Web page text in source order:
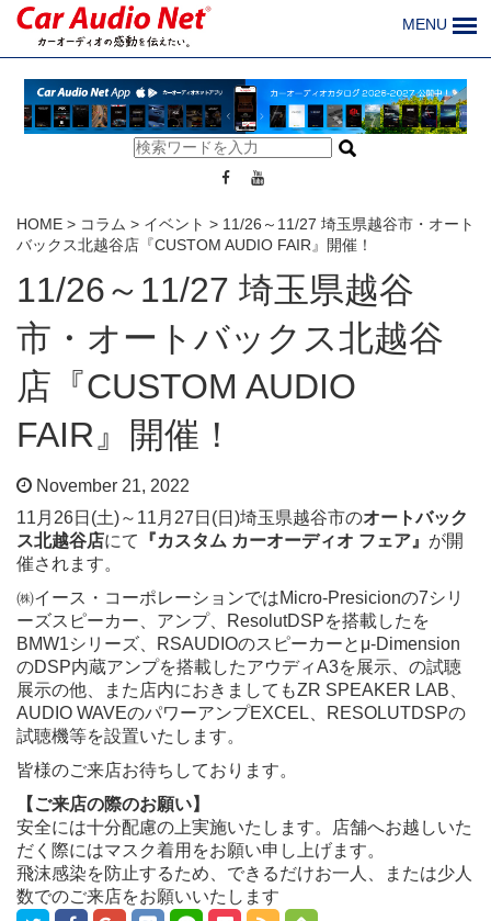
MENU
HOME > コラム > イベント > 11/26～11/27 埼玉県越谷市・オート
バックス北越谷店『CUSTOM AUDIO FAIR』開催！
11/26～11/27 埼玉県越谷
市・オートバックス北越谷
店『CUSTOM AUDIO
FAIR』開催！
November 21, 2022
11月26日(土)～11月27日(日)埼玉県越谷市のオートバック
ス北越谷店にて 『カスタム カーオーディオ フェア』 が開
催されます。
㈱イース・コーポレーションではMicro-Presicionの7シリ
ーズスピーカー、アンプ、ResolutDSPを搭載したを
BMW1シリーズ、RSAUDIOのスピーカーとμ-Dimension
のDSP内蔵アンプを搭載したアウディA3を展示、の試聴
展示の他、また店内におきましてもZR SPEAKER LAB、
AUDIO WAVEのパワーアンプEXCEL、RESOLUTDSPの
試聴機等を設置いたします。
皆様のご来店お待ちしております。
【ご来店の際のお願い】
安全には十分配慮の上実施いたします。店舗へお越しいた
だく際にはマスク着用をお願い申し上げます。
飛沫感染を防止するため、できるだけお一人、または少人
数でのご来店をお願いいたします